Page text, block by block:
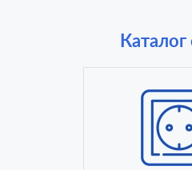
Каталог